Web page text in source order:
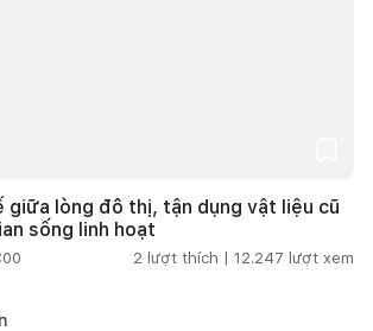
giữa lòng đô thị, tận dụng vật liệu cũ
sống linh hoạt
2 lượt thích | 12.247 lượt xem